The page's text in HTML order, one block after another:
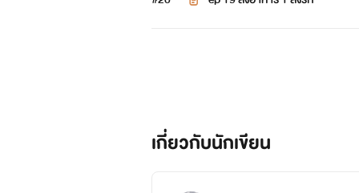
เกี่ยวกับนักเขียน